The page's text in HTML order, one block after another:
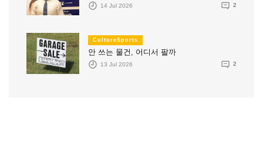
14 Jul 2026 2
CultureSports
안 쓰는 물건, 어디서 팔까
13 Jul 2026 2